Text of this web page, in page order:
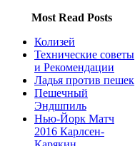
Most Read Posts
Колизей
Технические советы
и Рекомендации
Ладья против пешек
Пешечный
Эндшпиль
Нью-Йорк Матч
2016 Карлсен-